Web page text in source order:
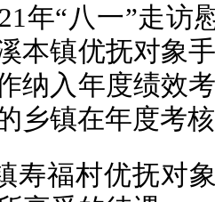
年“八一”走访
本镇优抚对象
纳入年度绩效
乡镇在年度考
寿福村优抚对